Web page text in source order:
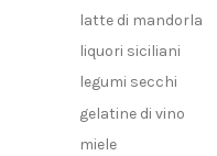
latte di mandorla
liquori siciliani
legumi secchi
gelatine di vino
miele